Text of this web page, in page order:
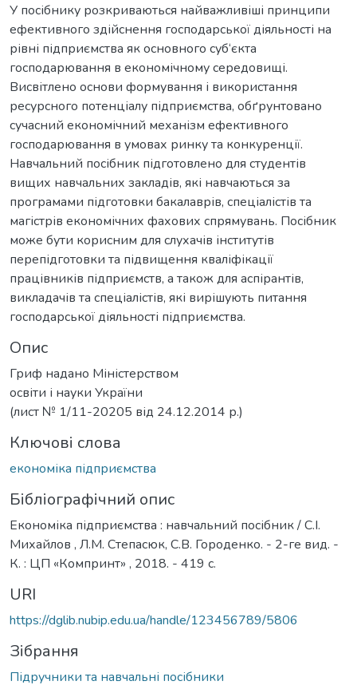
У посібнику розкриваються найважливіші принципи
ефективного здійснення господарської діяльності на
рівні підприємства як основного суб‘єкта
господарювання в економічному середовищі.
Висвітлено основи формування і використання
ресурсного потенціалу підприємства, обґрунтовано
сучасний економічний механізм ефективного
господарювання в умовах ринку та конкуренції.
Навчальний посібник підготовлено для студентів
вищих навчальних закладів, які навчаються за
програмами підготовки бакалаврів, спеціалістів та
магістрів економічних фахових спрямувань. Посібник
може бути корисним для слухачів інститутів
перепідготовки та підвищення кваліфікації
працівників підприємств, а також для аспірантів,
викладачів та спеціалістів, які вирішують питання
господарської діяльності підприємства.
Опис
Гриф надано Міністерством
освіти і науки України
(лист № 1/11-20205 від 24.12.2014 р.)
Ключові слова
економіка підприємства
Бібліографічний опис
Економіка підприємства : навчальний посібник / С.І.
Михайлов , Л.М. Степасюк, С.В. Городенко. - 2-ге вид. -
К. : ЦП «Компринт» , 2018. - 419 с.
URI
https://dglib.nubip.edu.ua/handle/123456789/5806
Зібрання
Підручники та навчальні посібники